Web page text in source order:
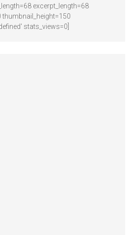
excerpt_length=68
stats_views=0]